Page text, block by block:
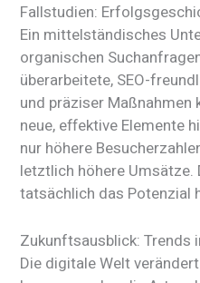
Fallstudien:
Ein mittelständisches
organischen
überarbeitete, SEO-
und präziser
neue, effektive Elemente
nur höhere
letztlich höhere
tatsächlich das Potenzial
Zukunftsausblick: Trends
Die digitale Welt